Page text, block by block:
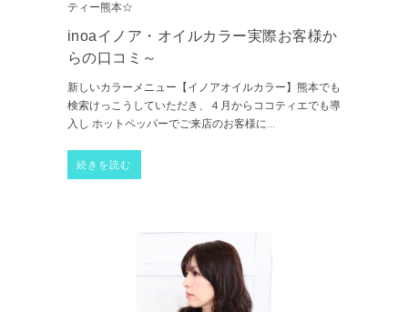
ティー熊本☆
inoaイノア・オイルカラー実際お客様か
らの口コミ～
新しいカラーメニュー【イノアオイルカラー】熊本でも
検索けっこうしていただき、４月からココティエでも導
入し ホットペッパーでご来店のお客様に...
続きを読む